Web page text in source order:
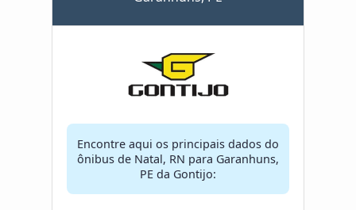
Encontre aqui os principais dados do
ônibus de Natal, RN para Garanhuns,
PE da Gontijo: